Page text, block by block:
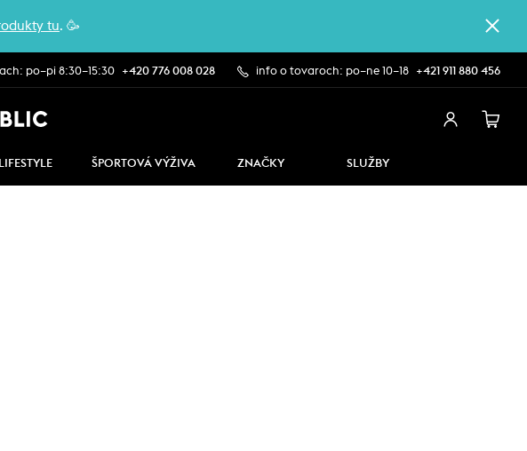
tu. 🥳
po–pi 8:30–15:30 +420 776 008 028 info o tovaroch: po–ne 10–18 +421 911 880 456
LIFESTYLE ŠPORTOVÁ VÝŽIVA ZNAČKY SLUŽBY